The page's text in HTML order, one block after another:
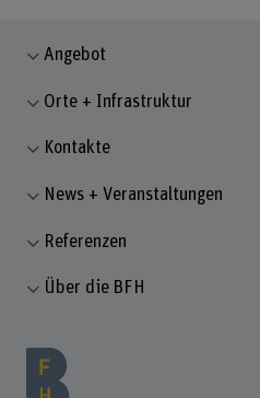
Angebot
Orte + Infrastruktur
Kontakte
News + Veranstaltungen
Referenzen
Über die BFH